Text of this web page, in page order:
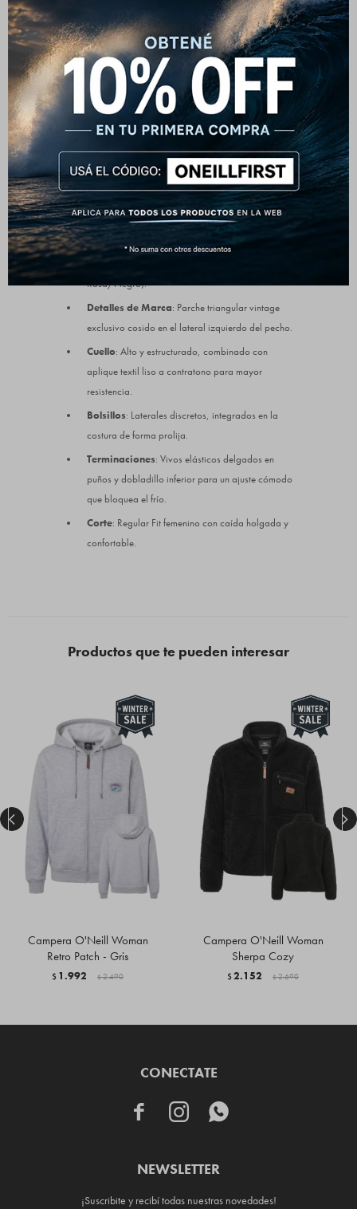
más ajustados abajo, como unas calzas o unos jeans
achupinados, equilibrando el volumen relajado de la
prenda. Es esa pieza clave para una tarde de paseo por
la ciudad o para estar súper cómoda el fin de semana sin
perder un ápice de estilo.
Detalles que marcan la diferencia:
Composición: 100% Poliéster (Tejido Sherpa /
Corderito de gran capacidad térmica).
Diseño
: Buzo con medio cierre frontal (Mid Zip)
para regular el abrigo.
Color
: Patrón gráfico abstracto integral de alto
impacto (versiones en Blanco/Negro y
Rosa/Negro).
Detalles de Marca: Parche triangular vintage
exclusivo cosido en el lateral izquierdo del pecho.
Cuello: Alto y estructurado, combinado con
aplique textil liso a contratono para mayor
resistencia.
Bolsillos: Laterales discretos, integrados en la
costura de forma prolija.
Terminaciones: Vivos elásticos delgados en
puños y dobladillo inferior para un ajuste cómodo
que bloquea el frío.
Corte: Regular Fit femenino con caída holgada y
confortable.
Productos que te pueden interesar
Campera O'Neill Woman
Retro Patch - Gris
$ 1.992 $ 2.490
Campera O'Neill Woman
Sherpa Cozy
$2.152 $ 2.690
 
CONECTATE
  
NEWSLETTER
¡Suscribite y recibí todas nuestras novedades!